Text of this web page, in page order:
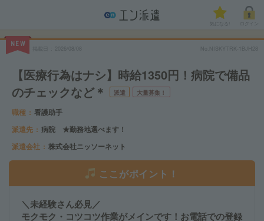
気になる!
NEW
No.NISKYTRK-1BJH28
【医療行為はナシ】時給1350円！病院で備品
のチェックなど＊
派遣 大量募集！
職種
看護助手
派遣先
病院 ★勤務地選べます！
派遣会社
株式会社ニッソーネット
ここがポイント！
＼未経験さん必見／
モクモク・コツコツ作業がメインです！お電話での登録